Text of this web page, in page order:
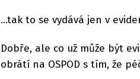
...tak to se vydává jen v
Dobře, ale co už může být
obrátí na OSPOD s tím, že